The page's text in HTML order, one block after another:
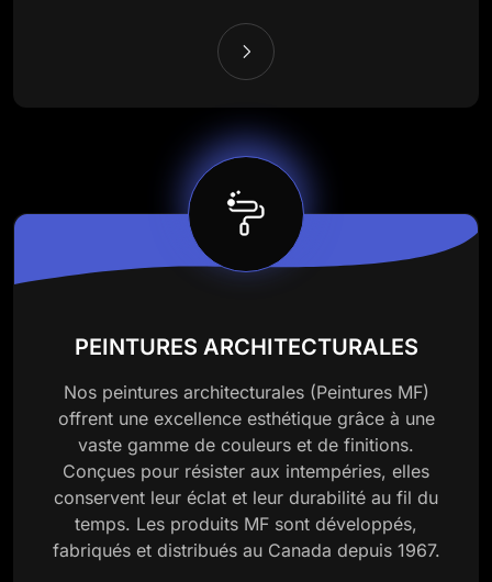
PEINTURES ARCHITECTURALES
Nos peintures architecturales (Peintures MF)
offrent une excellence esthétique grâce à une
vaste gamme de couleurs et de finitions.
Conçues pour résister aux intempéries, elles
conservent leur éclat et leur durabilité au fil du
temps. Les produits MF sont développés,
fabriqués et distribués au Canada depuis 1967.